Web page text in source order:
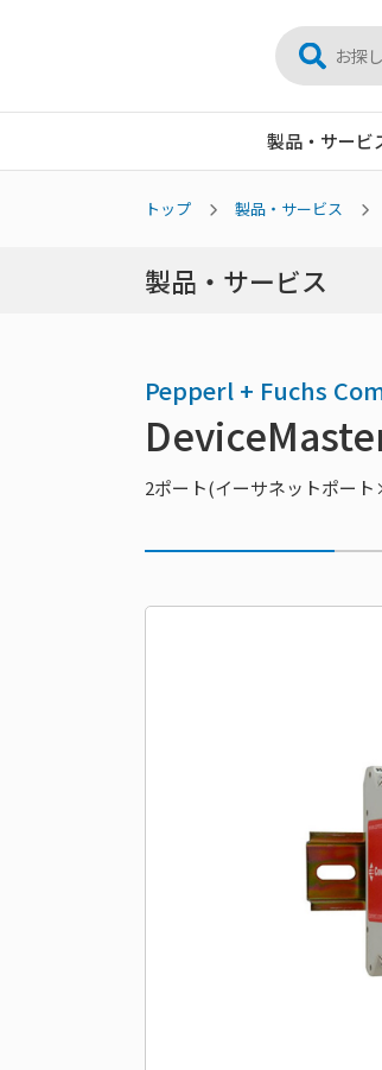
製品・サービ
トップ 製品・サービス
製品・サービス
Pepperl + Fuchs
2ポート(イーサネットポー